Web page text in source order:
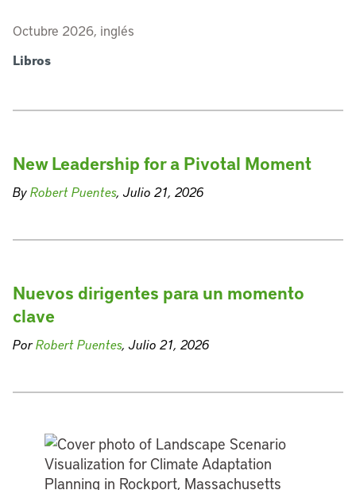
Octubre 2026, inglés
Libros
New Leadership for a Pivotal Moment
ByRobert Puentes, Julio 21, 2026
Nuevos dirigentes para un momento
clave
PorRobert Puentes, Julio 21, 2026